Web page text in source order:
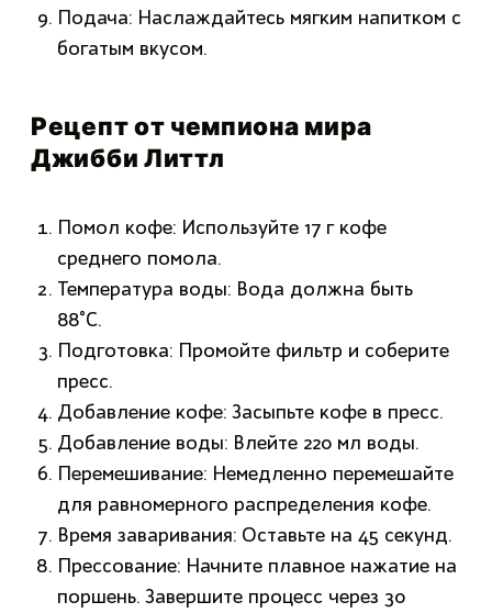
Подача: Наслаждайтесь мягким напитком с
богатым вкусом.
Рецепт от чемпиона мира
Джибби Литтл
Помол кофе: Используйте 17 г кофе
среднего помола.
Температура воды: Вода должна быть
88°C.
Подготовка: Промойте фильтр и соберите
пресс.
Добавление кофе: Засыпьте кофе в пресс.
Добавление воды: Влейте 220 мл воды.
Перемешивание: Немедленно перемешайте
для равномерного распределения кофе.
Время заваривания: Оставьте на 45 секунд.
Прессование: Начните плавное нажатие на
поршень. Завершите процесс через 30